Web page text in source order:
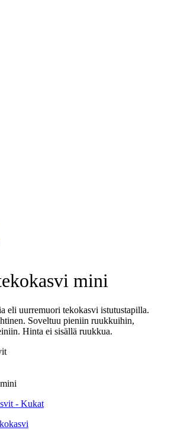
mini
eli uurremuori tekokasvi istutustapilla.
Soveltuu pieniin ruukkuihin,
Hinta ei sisällä ruukkua.
- Kukat